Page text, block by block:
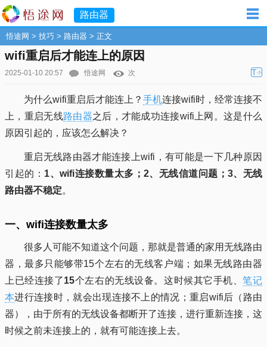
路由器
悟途网 > 技巧 > 路由器 > 正文
wifi重启后才能连上的原因
2025-01-10 20:57 悟途网 次 T小
为什么wifi重启后才能连上？ 手机连接wifi时，经常连接不
上，重启无线路由器之后，才能成功连接wifi上网。这是什么
原因引起的，应该怎么解决？
重启无线路由器才能连接上wifi，有可能是一下几种原因
引起的： 1、wifi连接数量太多；2、无线信道问题；3、无线
路由器不稳定。
一、wifi连接数量太多
很多人可能不知道这个问题，那就是普通的家用无线路由
器，最多只能够带15个左右的无线客户端；如果无线路由器
上已经连接了15个左右的无线设备。这时候其它手机、笔记
本进行连接时，就会出现连接不上的情况；重启wifi后（路由
器），由于所有的无线设备都断开了连接，进行重新连接，这
时候之前未连接上的，就有可能连接上去。